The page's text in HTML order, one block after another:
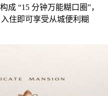
成 “15 分钟万能糊口圈”，
住即可享受从城便利糊